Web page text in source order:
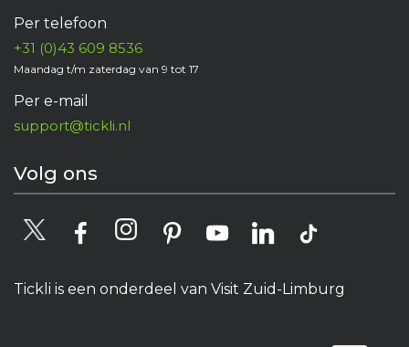
Per telefoon
+31 (0)43 609 8536
Maandag t/m zaterdag van 9 tot 17
Per e-mail
support@tickli.nl
Volg ons
Tickli is een onderdeel van Visit Zuid-Limburg